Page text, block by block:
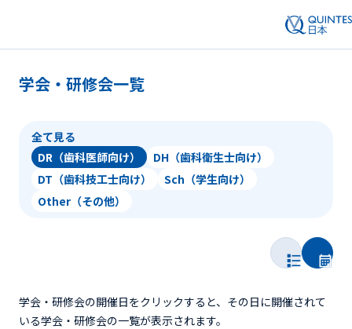
学会・研修会一覧
全て見る
DR（歯科医師向け）
DH（歯科衛生士向け）
DT（歯科技工士向け）
Sch（学生向け）
Other（その他）
学会・研修会の開催日をクリックすると、その日に開催されて
いる学会・研修会の一覧が表示されます。